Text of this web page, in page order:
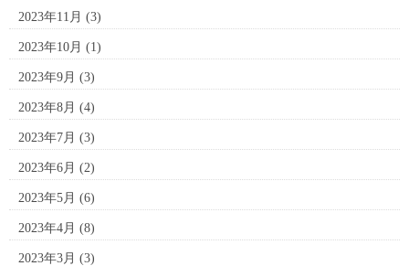
2023年11月 (3)
2023年10月 (1)
2023年9月 (3)
2023年8月 (4)
2023年7月 (3)
2023年6月 (2)
2023年5月 (6)
2023年4月 (8)
2023年3月 (3)